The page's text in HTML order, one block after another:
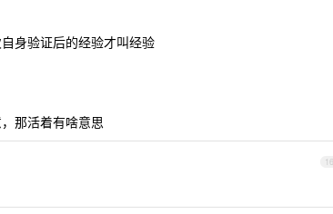
身验证后的经验才叫经验
那活着有啥意思
16